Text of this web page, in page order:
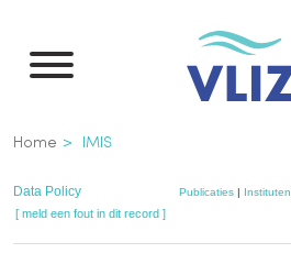
naar
inhoud
gaan
Kruimelpad
Home IMIS
Data Policy Publicaties | Instituten
[ meld een fout in dit record ]